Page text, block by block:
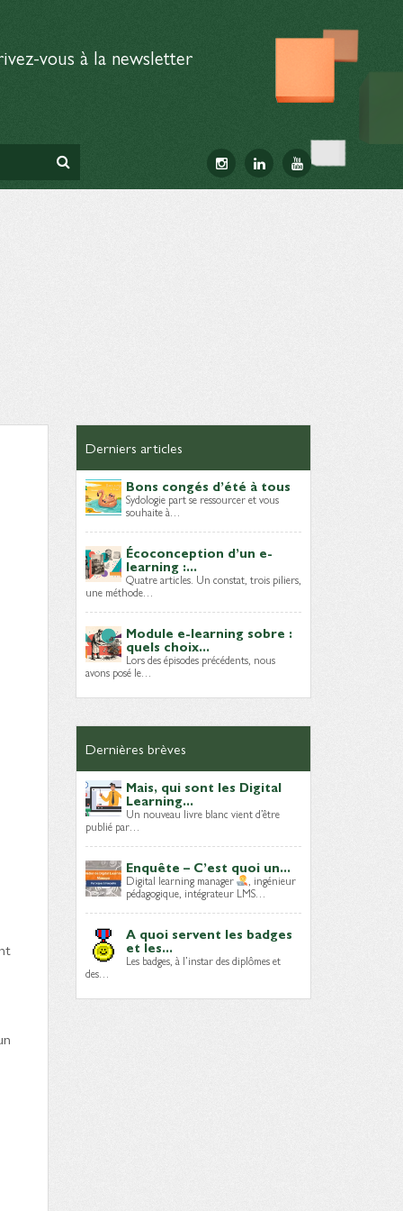
vous à la newsletter
Derniers articles
Bons congés d’été à tous
Sydologie part se ressourcer et vous
souhaite à…
Écoconception d’un e-
learning :...
Quatre articles. Un constat, trois piliers,
une méthode…
Module e-learning sobre :
quels choix...
Lors des épisodes précédents, nous
avons posé le…
Dernières brèves
Mais, qui sont les Digital
Learning...
Un nouveau livre blanc vient d’être
publié par…
Enquête – C’est quoi un...
Digital learning manager , ingénieur
pédagogique, intégrateur LMS…
A quoi servent les badges
et les...
Les badges, à l’instar des diplômes et
des…